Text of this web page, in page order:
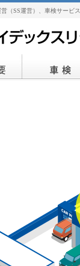
（SS運営）、車検サービス